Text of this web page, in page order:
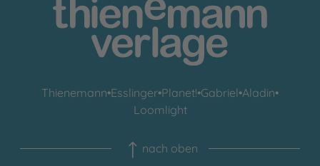
Thienemann•Esslinger•Planet!•Gabriel•Aladin•
Loomlight
nach oben